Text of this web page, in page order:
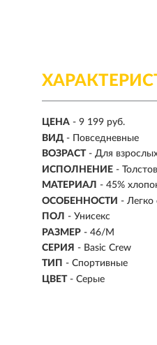
ЦЕНА - 9 199 руб.
ВИД - Повседневные
ВОЗРАСТ - Для
ИСПОЛНЕНИЕ -
МАТЕРИАЛ - 45%
ОСОБЕННОСТИ - Легко
ПОЛ - Унисекс
РАЗМЕР - 46/M
СЕРИЯ - Basic Crew
ТИП - Спортивные
ЦВЕТ - Серые